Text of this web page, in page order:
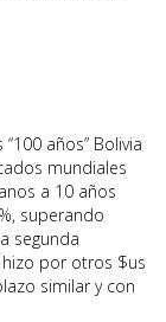
años” Bolivia
mundiales
a 10 años
superando
segunda
por otros $us
similar y con